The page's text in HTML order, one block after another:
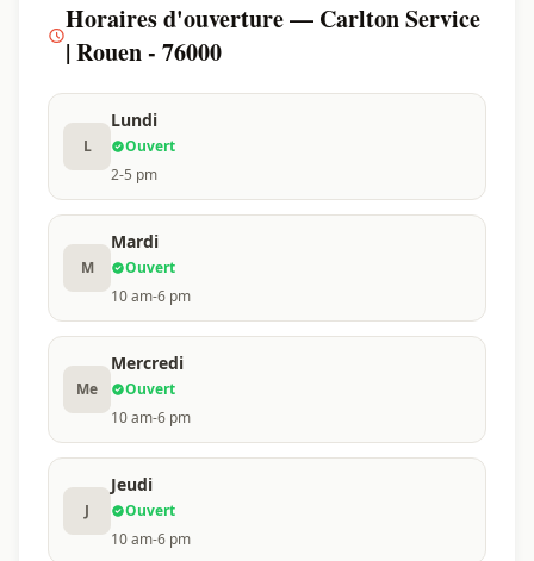
Horaires d'ouverture — Carlton Service
| Rouen - 76000
L
Lundi
Ouvert
2-5 pm
M
Mardi
Ouvert
10 am-6 pm
Me
Mercredi
Ouvert
10 am-6 pm
J
Jeudi
Ouvert
10 am-6 pm